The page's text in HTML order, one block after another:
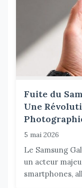
Fuite du
Une
5 mai 2026
Le Samsung
un acteur
smartphones,